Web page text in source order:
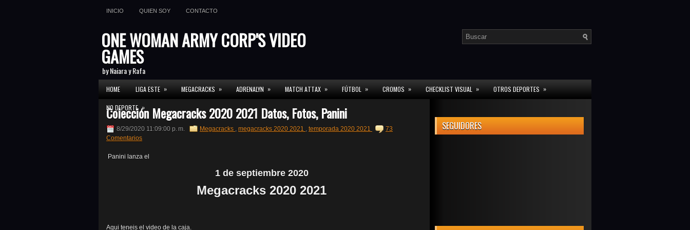
INICIO QUIEN SOY CONTACTO
ONE WOMAN ARMY CORP'S VIDEO
GAMES
by Naiara y Rafa
HOME LIGA ESTE » MEGACRACKS » ADRENALYN » MATCH ATTAX » FÚTBOL » CROMOS » CHECKLIST VISUAL » OTROS DEPORTES »
NO DEPORTE »
Colección Megacracks 2020 2021 Datos, Fotos, Panini
8/29/2020 11:09:00 p. m. Megacracks , megacracks 2020 2021 , temporada 2020 2021
73
Comentarios
Panini lanza el
1 de septiembre 2020
Megacracks 2020 2021
Aqui teneis el video de la caja.
SEGUIDORES